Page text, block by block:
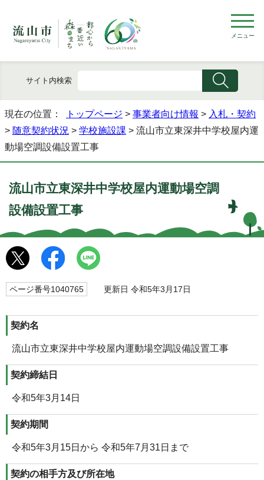
メニュー
サイト内検索
現在の位置： トップページ > 事業者向け情報 > 入札・契約
> 随意契約状況 > 学校施設課 > 流山市立東深井中学校屋内運
動場空調設備設置工事
流山市立東深井中学校屋内運動場空調
設備設置工事
ページ番号1040765 更新日 令和5年3月17日
契約名
流山市立東深井中学校屋内運動場空調設備設置工事
契約締結日
令和5年3月14日
契約期間
令和5年3月15日から 令和5年7月31日まで
契約の相手方及び所在地